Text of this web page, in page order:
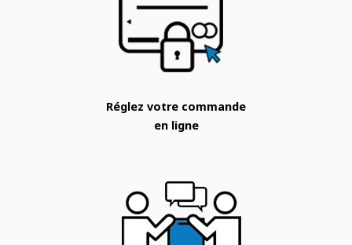
Réglez votre commande
en ligne